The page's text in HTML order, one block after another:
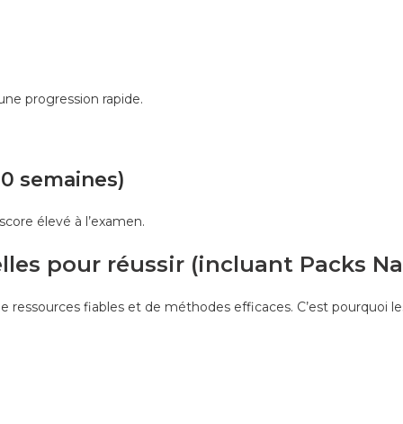
progression rapide.
semaines)
élevé à l’examen.
pour réussir (incluant Packs
ressources fiables et de méthodes efficaces. C’est pourquoi